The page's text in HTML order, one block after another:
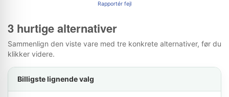
Rapportér fejl
3 hurtige alternativer
Sammenlign den viste vare med tre konkrete alternativer, før du
klikker videre.
Billigste lignende valg